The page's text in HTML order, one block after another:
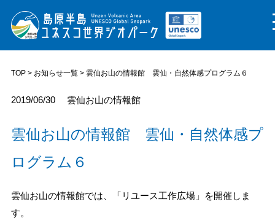
TOP> お知らせ一覧> 雲仙お山の情報館 雲仙・自然体感プログラム６
2019/06/30 雲仙お山の情報館
雲仙お山の情報館 雲仙・自然体感プ
ログラム６
雲仙お山の情報館では、「リユース工作広場」を開催しま
す。